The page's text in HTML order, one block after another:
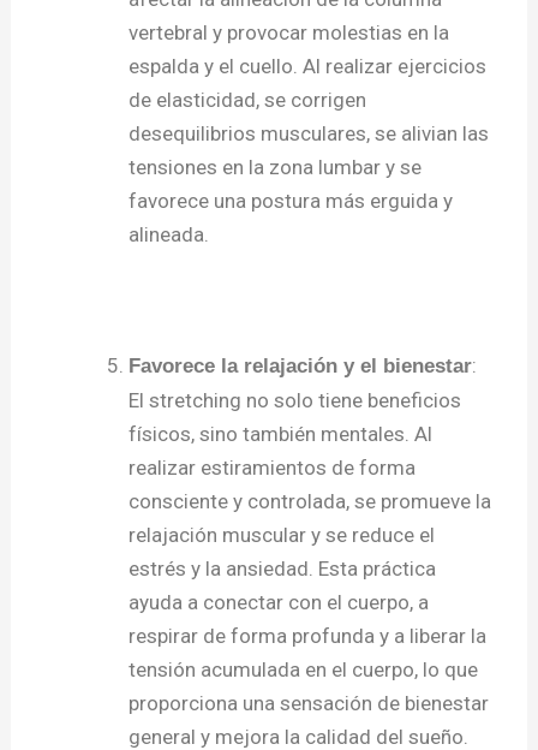
vertebral y provocar molestias en la
espalda y el cuello. Al realizar ejercicios
de elasticidad, se corrigen
desequilibrios musculares, se alivian las
tensiones en la zona lumbar y se
favorece una postura más erguida y
alineada.
Favorece la relajación y el bienestar:
El stretching no solo tiene beneficios
físicos, sino también mentales. Al
realizar estiramientos de forma
consciente y controlada, se promueve la
relajación muscular y se reduce el
estrés y la ansiedad. Esta práctica
ayuda a conectar con el cuerpo, a
respirar de forma profunda y a liberar la
tensión acumulada en el cuerpo, lo que
proporciona una sensación de bienestar
general y mejora la calidad del sueño.